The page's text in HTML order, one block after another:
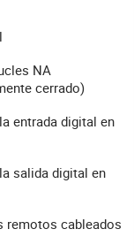
NA
cerrado)
entrada digital en
salida digital en
remotos cableados